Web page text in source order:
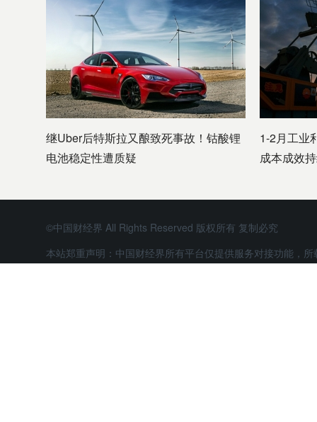
继Uber后特斯拉又酿致死事故！钴酸锂
电池稳定性遭质疑
1-2月工业
成本成效
©中国财经界 All Rights Reserved 版权所有 复制必究
本站郑重声明：中国财经界所有平台仅提供服务对接功能，